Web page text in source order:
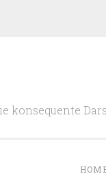
konsequente